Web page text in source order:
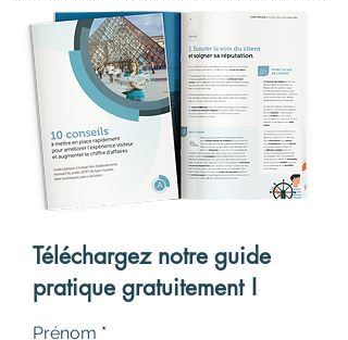
Téléchargez notre guide
pratique gratuitement !
Prénom